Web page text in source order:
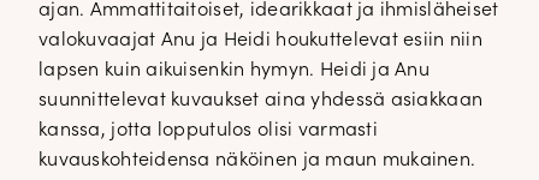
ajan. Ammattitaitoiset, idearikkaat ja ihmisläheiset
valokuvaajat Anu ja Heidi houkuttelevat esiin niin
lapsen kuin aikuisenkin hymyn. Heidi ja Anu
suunnittelevat kuvaukset aina yhdessä asiakkaan
kanssa, jotta lopputulos olisi varmasti
kuvauskohteidensa näköinen ja maun mukainen.